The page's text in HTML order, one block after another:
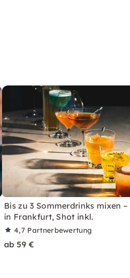
Bis zu 3 Sommerdrinks mixen –
in Frankfurt, Shot inkl.
4,7 Partnerbewertung
ab 59 €